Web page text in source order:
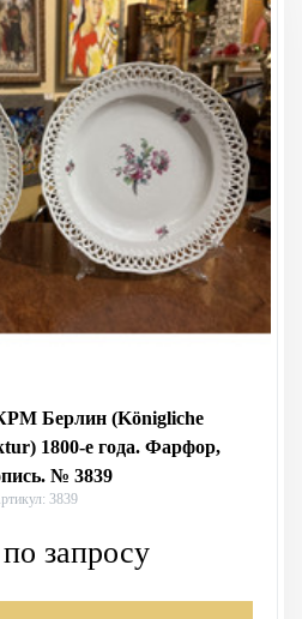
Берлин (Königliche
1800-е года. Фарфор,
№ 3839
3839
по запросу